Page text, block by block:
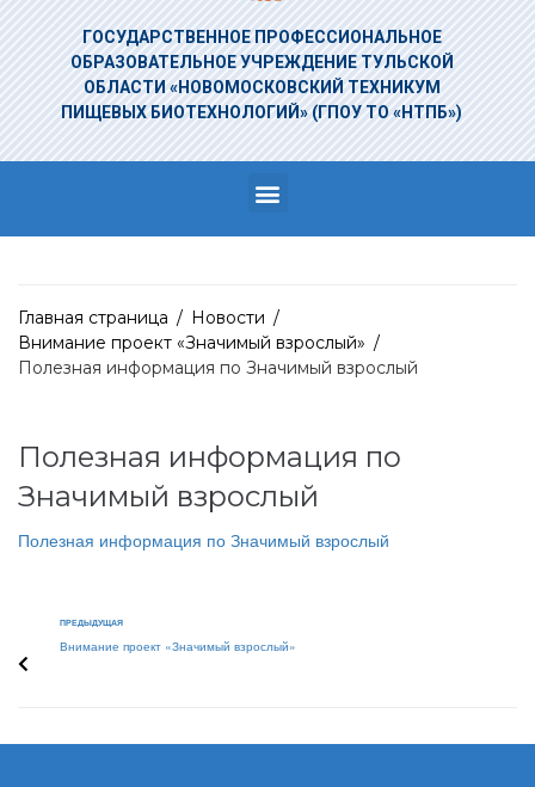
ГОСУДАРСТВЕННОЕ ПРОФЕССИОНАЛЬНОЕ
ОБРАЗОВАТЕЛЬНОЕ УЧРЕЖДЕНИЕТУЛЬСКОЙ
ОБЛАСТИ «НОВОМОСКОВСКИЙ ТЕХНИКУМ
ПИЩЕВЫХ БИОТЕХНОЛОГИЙ» (ГПОУ ТО «НТПБ»)
Главная страница / Новости /
Внимание проект «Значимый взрослый» /
Полезная информация по Значимый взрослый
Полезная информация по
Значимый взрослый
Полезная информация по Значимый взрослый
ПРЕДЫДУЩАЯ
Внимание проект «Значимый взрослый»